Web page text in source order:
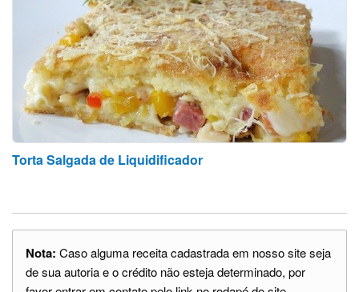
Torta Salgada de Liquidificador
Nota: Caso alguma receita cadastrada em nosso site seja
de sua autoria e o crédito não esteja determinado, por